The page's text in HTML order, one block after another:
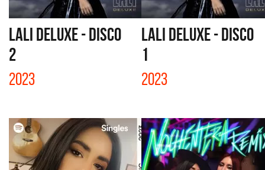
LALI DELUXE - DISCO
2
2023
LALI DELUXE - DISCO
1
2023